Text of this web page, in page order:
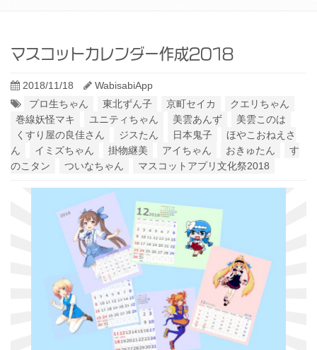
マスコットカレンダー作成2018
2018/11/18
WabisabiApp
プロ生ちゃん
東北ずん子 京町セイカ
クエリちゃん
巻線妖怪マキ
ユニティちゃん 美雲あんず
美雲このは
くすり屋の良佳さん
ジスたん 日本鬼子
ほやこおねえさ
ん
イミズちゃん 掛物継美 アイちゃん おきゅたん
す
のこタン
ついなちゃん マスコットアプリ文化祭2018